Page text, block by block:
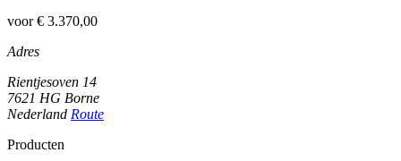
voor € 3.370,00
Adres
Rientjesoven 14
7621 HG Borne
Nederland Route
Producten